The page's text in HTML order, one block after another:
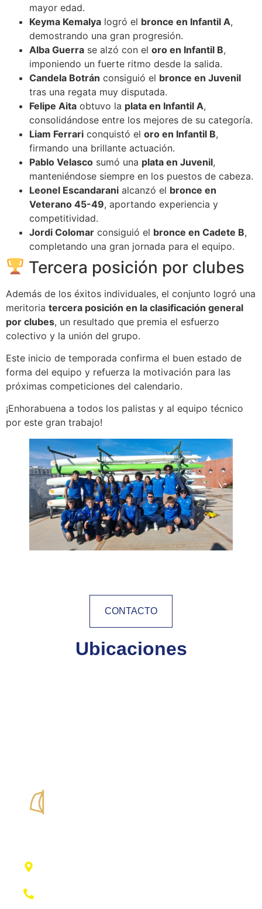
mayor edad.
Keyma Kemalya logró el bronce en Infantil A,
demostrando una gran progresión.
Alba Guerra se alzó con el oro en Infantil B,
imponiendo un fuerte ritmo desde la salida.
Candela Botrán consiguió el bronce en Juvenil
tras una regata muy disputada.
Felipe Aita obtuvo la plata en Infantil A,
consolidándose entre los mejores de su categoría.
Liam Ferrari conquistó el oro en Infantil B,
firmando una brillante actuación.
Pablo Velasco sumó una plata en Juvenil,
manteniéndose siempre en los puestos de cabeza.
Leonel Escandarani alcanzó el bronce en
Veterano 45-49, aportando experiencia y
competitividad.
Jordi Colomar consiguió el bronce en Cadete B,
completando una gran jornada para el equipo.
Tercera posición por clubes
Además de los éxitos individuales, el conjunto logró una
meritoria tercera posición en la clasificación general
por clubes, un resultado que premia el esfuerzo
colectivo y la unión del grupo.
Este inicio de temporada confirma el buen estado de
forma del equipo y refuerza la motivación para las
próximas competiciones del calendario.
¡Enhorabuena a todos los palistas y al equipo técnico
por este gran trabajo!
CONTACTO
Ubicaciones